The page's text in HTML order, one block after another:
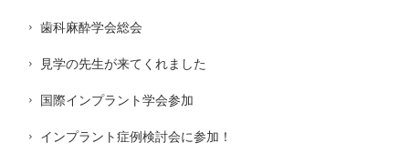
歯科麻酔学会総会
見学の先生が来てくれました
国際インプラント学会参加
インプラント症例検討会に参加！